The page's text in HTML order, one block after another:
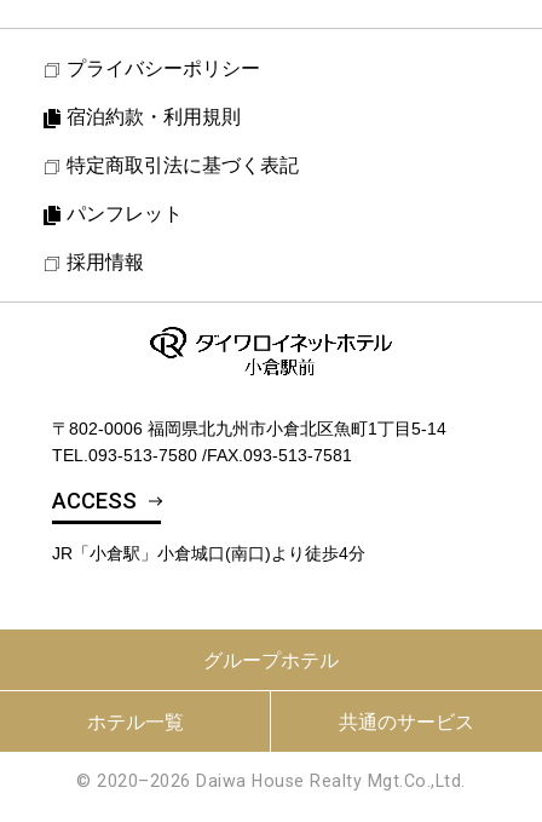
プライバシーポリシー
宿泊約款・利用規則
特定商取引法に基づく表記
パンフレット
採用情報
〒802-0006 福岡県北九州市小倉北区魚町1丁目5-14
TEL. 093-513-7580 /FAX.093-513-7581
ACCESS
JR「小倉駅」小倉城口(南口)より徒歩4分
グループホテル
ホテル一覧 共通のサービス
© 2020–2026 Daiwa House Realty Mgt.Co.,Ltd.